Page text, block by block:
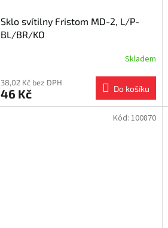
Sklo svítilny Fristom MD-2, L/P-
BL/BR/KO
Skladem
38,02 Kč bez DPH
46 Kč Do košíku
Kód: 100870